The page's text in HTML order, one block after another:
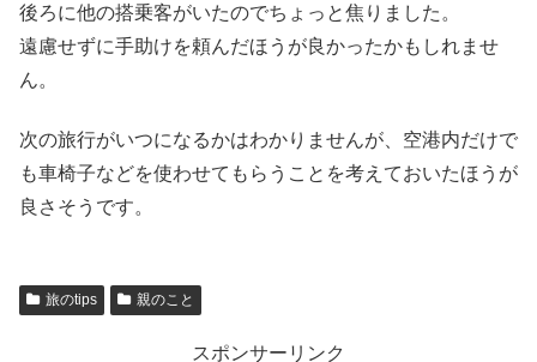
後ろに他の搭乗客がいたのでちょっと焦りました。
遠慮せずに手助けを頼んだほうが良かったかもしれませ
ん。
次の旅行がいつになるかはわかりませんが、空港内だけで
も車椅子などを使わせてもらうことを考えておいたほうが
良さそうです。
旅のtips 親のこと
スポンサーリンク